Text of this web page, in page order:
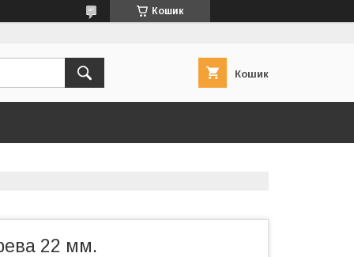
Кошик
Кошик
22 мм.